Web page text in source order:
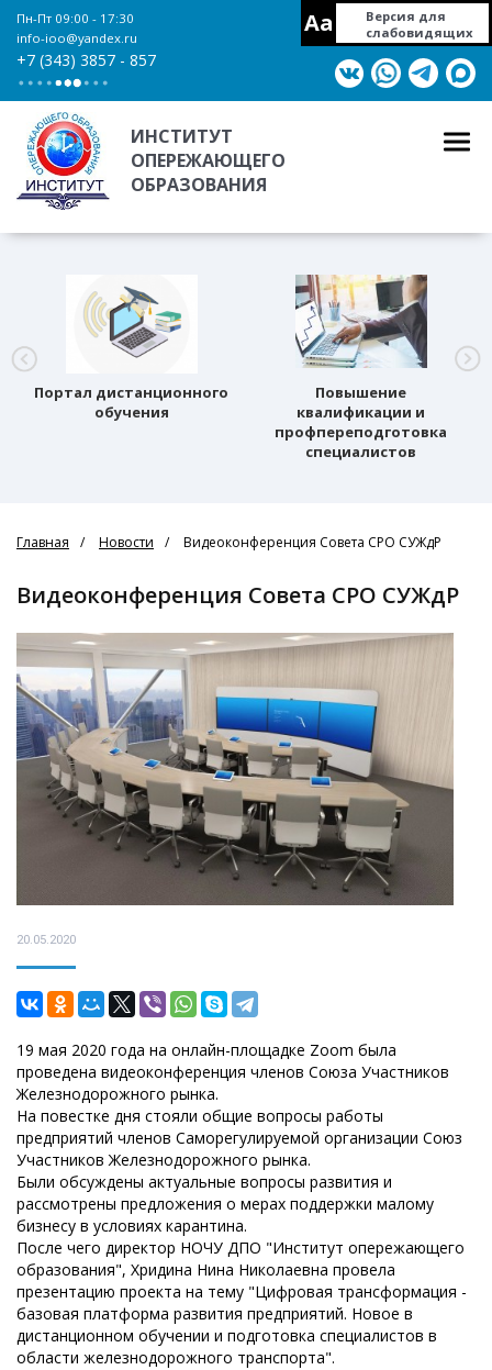
Пн-Пт 09:00 - 17:30
info-ioo@yandex.ru
+7 (343) 3857 - 857
Aa
Версия для
слабовидящих
ИНСТИТУТ
ОПЕРЕЖАЮЩЕГО
ОБРАЗОВАНИЯ
Портал дистанционного
обучения
Повышение
квалификации и
профпереподготовка
специалистов
Главная Новости Видеоконференция Совета СРО СУЖдР
Видеоконференция Совета СРО СУЖдР
20.05.2020
19 мая 2020 года на онлайн-площадке Zoom была
проведена видеоконференция членов Союза Участников
Железнодорожного рынка.
На повестке дня стояли общие вопросы работы
предприятий членов Саморегулируемой организации Союз
Участников Железнодорожного рынка.
Были обсуждены актуальные вопросы развития и
рассмотрены предложения о мерах поддержки малому
бизнесу в условиях карантина.
После чего директор НОЧУ ДПО "Институт опережающего
образования", Хридина Нина Николаевна провела
презентацию проекта на тему "Цифровая трансформация -
базовая платформа развития предприятий. Новое в
дистанционном обучении и подготовка специалистов в
области железнодорожного транспорта".